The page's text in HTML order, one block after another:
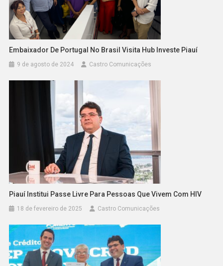
Embaixador De Portugal No Brasil Visita Hub Investe Piauí
9 de agosto de 2024 Castro Comunicações
Piauí Institui Passe Livre Para Pessoas Que Vivem Com HIV
18 de fevereiro de 2025 Castro Comunicações